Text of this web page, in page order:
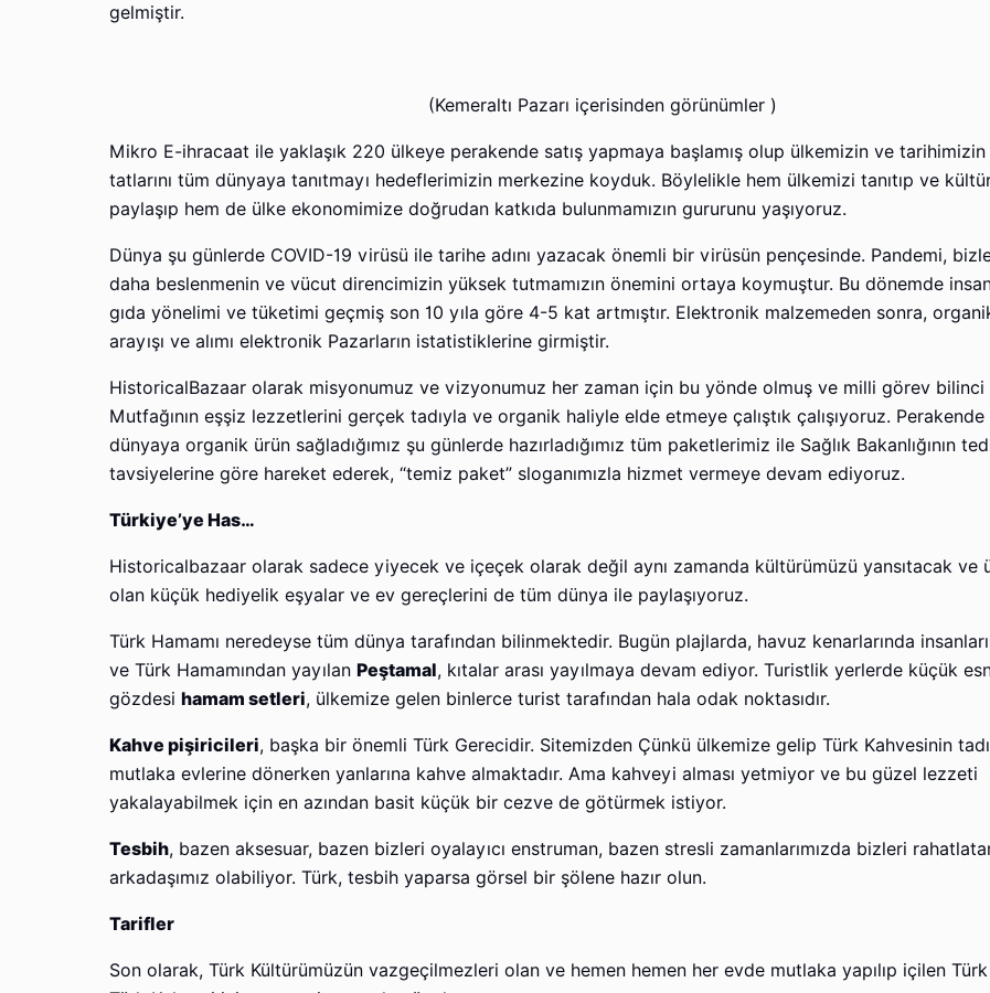
gelmiştir.
(Kemeraltı Pazarı içerisinden görünümler )
Mikro E-ihracaat ile yaklaşık 220 ülkeye perakende satış yapmaya başlamış olup ülkemizin ve
tatlarını tüm dünyaya tanıtmayı hedeflerimizin merkezine koyduk. Böylelikle hem ülkemizi tanıtıp ve
paylaşıp hem de ülke ekonomimize doğrudan katkıda bulunmamızın gururunu yaşıyoruz.
Dünya şu günlerde COVID-19 virüsü ile tarihe adını yazacak önemli bir virüsün pençesinde. Pandemi,
daha beslenmenin ve vücut direncimizin yüksek tutmamızın önemini ortaya koymuştur. Bu dönemde
gıda yönelimi ve tüketimi geçmiş son 10 yıla göre 4-5 kat artmıştır. Elektronik malzemeden sonra,
arayışı ve alımı elektronik Pazarların istatistiklerine girmiştir.
HistoricalBazaar olarak misyonumuz ve vizyonumuz her zaman için bu yönde olmuş ve milli görev bilinci
Mutfağının eşşiz lezzetlerini gerçek tadıyla ve organik haliyle elde etmeye çalıştık çalışıyoruz.
dünyaya organik ürün sağladığımız şu günlerde hazırladığımız tüm paketlerimiz ile Sağlık Bakanlığının
tavsiyelerine göre hareket ederek, “temiz paket” sloganımızla hizmet vermeye devam ediyoruz.
Türkiye’ye Has…
Historicalbazaar olarak sadece yiyecek ve içeçek olarak değil aynı zamanda kültürümüzü yansıtacak ve
olan küçük hediyelik eşyalar ve ev gereçlerini de tüm dünya ile paylaşıyoruz.
Türk Hamamı neredeyse tüm dünya tarafından bilinmektedir. Bugün plajlarda, havuz kenarlarında
ve Türk Hamamından yayılan Peştamal, kıtalar arası yayılmaya devam ediyor. Turistlik yerlerde küçük
gözdesi hamam setleri, ülkemize gelen binlerce turist tarafından hala odak noktasıdır.
Kahve pişiricileri, başka bir önemli Türk Gerecidir. Sitemizden Çünkü ülkemize gelip Türk Kahvesinin
mutlaka evlerine dönerken yanlarına kahve almaktadır. Ama kahveyi alması yetmiyor ve bu güzel lezzeti
yakalayabilmek için en azından basit küçük bir cezve de götürmek istiyor.
Tesbih, bazen aksesuar, bazen bizleri oyalayıcı enstruman, bazen stresli zamanlarımızda bizleri
arkadaşımız olabiliyor. Türk, tesbih yaparsa görsel bir şölene hazır olun.
Tarifler
Son olarak, Türk Kültürümüzün vazgeçilmezleri olan ve hemen hemen her evde mutlaka yapılıp içilen Türk